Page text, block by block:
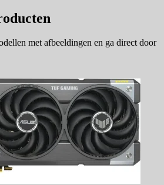
met afbeeldingen en ga direct door